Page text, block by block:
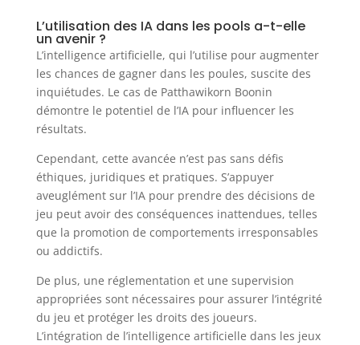
L’utilisation des IA dans les pools a-t-elle
un avenir ?
L’intelligence artificielle, qui l’utilise pour augmenter
les chances de gagner dans les poules, suscite des
inquiétudes. Le cas de Patthawikorn Boonin
démontre le potentiel de l’IA pour influencer les
résultats.
Cependant, cette avancée n’est pas sans défis
éthiques, juridiques et pratiques. S’appuyer
aveuglément sur l’IA pour prendre des décisions de
jeu peut avoir des conséquences inattendues, telles
que la promotion de comportements irresponsables
ou addictifs.
De plus, une réglementation et une supervision
appropriées sont nécessaires pour assurer l’intégrité
du jeu et protéger les droits des joueurs.
L’intégration de l’intelligence artificielle dans les jeux